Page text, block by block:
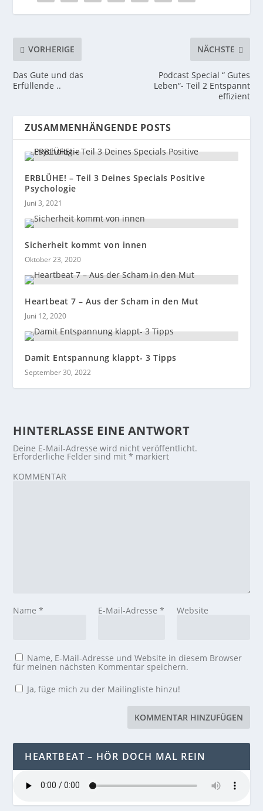
VORHERIGE
Das Gute und das
Erfüllende ..
NÄCHSTE
Podcast Special “ Gutes
Leben“- Teil 2 Entspannt
effizient
ZUSAMMENHÄNGENDE POSTS
ERBLÜHE! – Teil 3 Deines Specials Positive
Psychologie
Juni 3, 2021
Sicherheit kommt von innen
Oktober 23, 2020
Heartbeat 7 – Aus der Scham in den Mut
Juni 12, 2020
Damit Entspannung klappt- 3 Tipps
September 30, 2022
HINTERLASSE EINE ANTWORT
Deine E-Mail-Adresse wird nicht veröffentlicht.
Erforderliche Felder sind mit* markiert
KOMMENTAR
Name* E-Mail-Adresse * Website
Name, E-Mail-Adresse und Website in diesem Browser
für meinen nächsten Kommentar speichern.
Ja, füge mich zu der Mailingliste hinzu!
HEARTBEAT – HÖR DOCH MAL REIN